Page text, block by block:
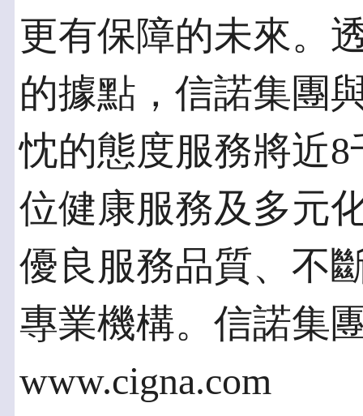
更有保障的未來。
的據點，信諾集團
忱的態度服務將近
位健康服務及多元
優良服務品質、不
專業機構。信諾集
www.cigna.com